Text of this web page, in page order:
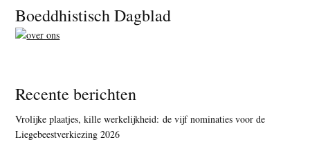
Footer
Boeddhistisch Dagblad
Recente berichten
Vrolijke plaatjes, kille werkelijkheid: de vijf nominaties voor de
Liegebeestverkiezing 2026